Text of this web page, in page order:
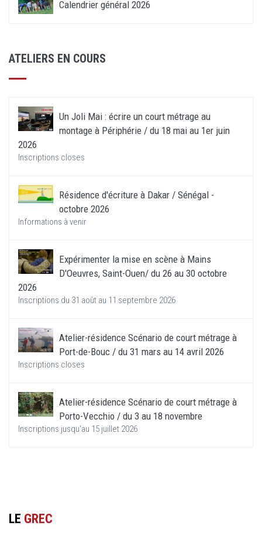
Calendrier général 2026
ATELIERS EN COURS
Un Joli Mai : écrire un court métrage au
montage à Périphérie / du 18 mai au 1er juin
2026
Inscriptions closes
Résidence d'écriture à Dakar / Sénégal -
octobre 2026
Informations à venir
Expérimenter la mise en scène à Mains
D'Oeuvres, Saint-Ouen/ du 26 au 30 octobre
2026
Inscriptions du 31 août au 11 septembre 2026
Atelier-résidence Scénario de court métrage à
Port-de-Bouc / du 31 mars au 14 avril 2026
Inscriptions closes
Atelier-résidence Scénario de court métrage à
Porto-Vecchio / du 3 au 18 novembre
Inscriptions jusqu'au 15 juillet 2026
LE GREC